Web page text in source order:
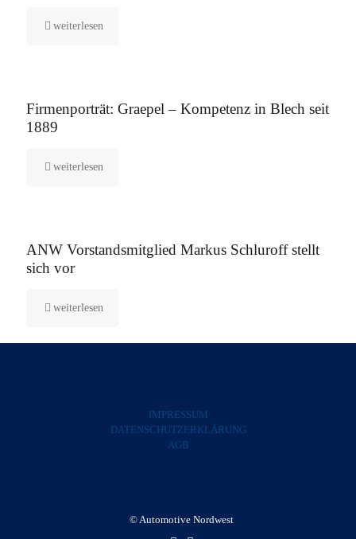
weiterlesen
Firmenporträt: Graepel – Kompetenz in Blech seit
1889
weiterlesen
ANW Vorstandsmitglied Markus Schluroff stellt
sich vor
weiterlesen
IMPRESSUM
DATENSCHUTZERKLÄRUNG
AGB
© Automotive Nordwest